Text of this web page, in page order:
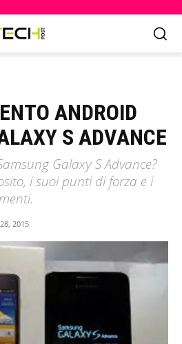
ANDROID
S ADVANCE
Galaxy S Advance?
i suoi punti di forza e i
2015